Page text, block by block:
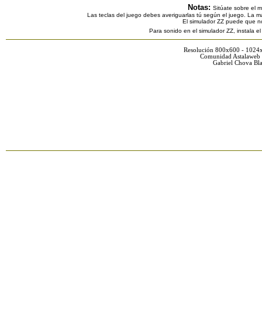
Notas: Sitúate sobre el
Las teclas del juego debes averiguarlas tú según el juego. La
El simulador ZZ puede que
Para sonido en el simulador ZZ, instala
Resolución 800x600 -
Comunidad
Gabriel Chova